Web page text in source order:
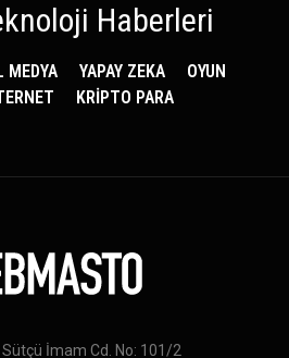
Haberleri
MEDYA YAPAY ZEKA
OYUN
KRİPTO PARA
İmam Cd. No: 101/2